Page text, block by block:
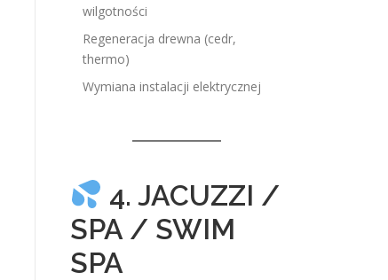
wilgotności
Regeneracja drewna (cedr,
thermo)
Wymiana instalacji elektrycznej
4. JACUZZI /
SPA / SWIM
SPA